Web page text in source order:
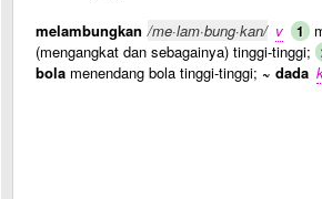
melambungkan /me·lam·bung·kan/ v 1
(mengangkat dan sebagainya) tinggi-tinggi;
bola menendang bola tinggi-tinggi; ~ dada